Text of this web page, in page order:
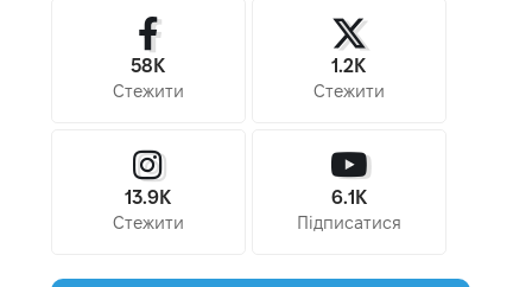
58K
Стежити
1.2K
Стежити
13.9K
Стежити
6.1K
Підписатися